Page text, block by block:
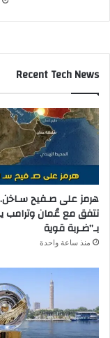
Recent Tech News
هرمز على صـفيح
تتفق مع عُمان وترامب
بـ”ضـربة قوية
منذ ساعة واحدة